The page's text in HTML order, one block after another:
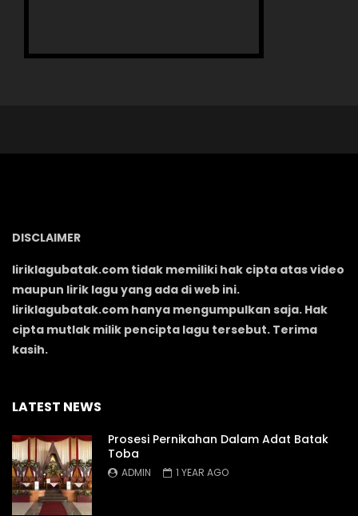
DISCLAIMER
liriklagubatak.com tidak memiliki hak cipta atas video
maupun lirik lagu yang ada di web ini.
liriklagubatak.com hanya mengumpulkan saja. Hak
cipta mutlak milik pencipta lagu tersebut. Terima
kasih.
LATEST NEWS
Prosesi Pernikahan Dalam Adat Batak
Toba
ADMIN 1 YEAR AGO